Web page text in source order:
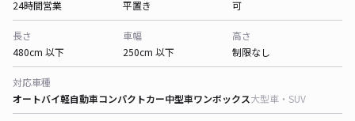
24時間営業
平置き
可
長さ
480cm 以下
車幅
250cm 以下
高さ
制限なし
対応車種
オートバイ軽自動車コンパクトカー中型車ワンボックス大型車・SUV